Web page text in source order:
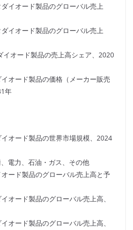
オード製品のグローバル売上
オード製品のグローバル売上
オード製品の売上高シェア、2020
イオード製品の価格（メーカー販売
年
ード製品の世界市場規模、2024
電力、石油・ガス、その他
オード製品のグローバル売上高と予
ード製品のグローバル売上高、
ード製品のグローバル売上高、